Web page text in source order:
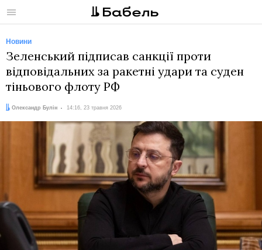
Меню
Новини
Зеленський підписав санкції проти
відповідальних за ракетні удари та суден
тіньового флоту РФ
Автор:
Олександр Булін
Дата: 14:16, 23 травня 2026